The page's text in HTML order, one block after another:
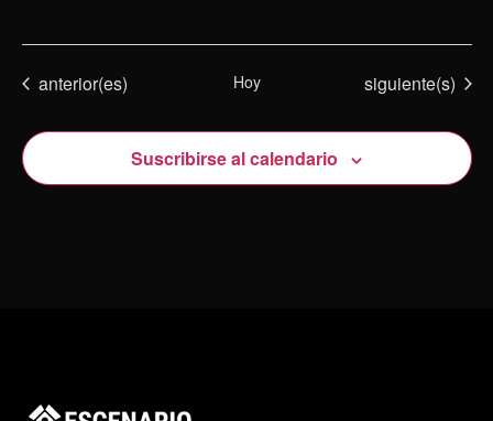
Eventos
anterior(es) Hoy Eventos
siguiente(s)
Suscribirse al calendario